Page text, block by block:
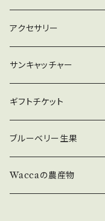
アクセサリー
サンキャッチャー
ギフトチケット
ブルーベリー生果
Waccaの農産物